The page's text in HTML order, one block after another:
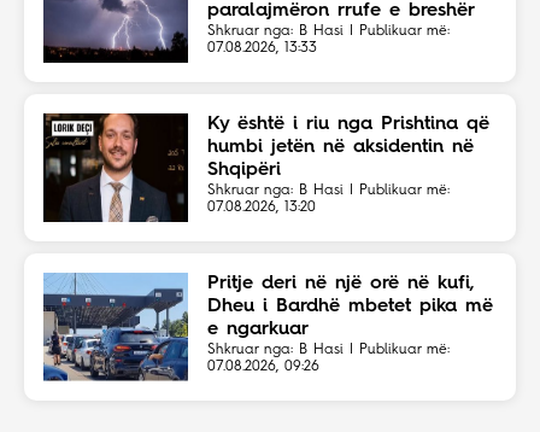
paralajmëron rrufe e breshër
Shkruar nga: B Hasi | Publikuar më:
07.08.2026, 13:33
Ky është i riu nga Prishtina që
humbi jetën në aksidentin në
Shqipëri
Shkruar nga: B Hasi | Publikuar më:
07.08.2026, 13:20
Pritje deri në një orë në kufi,
Dheu i Bardhë mbetet pika më
e ngarkuar
Shkruar nga: B Hasi | Publikuar më:
07.08.2026, 09:26